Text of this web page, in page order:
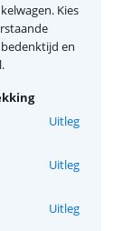
Kies
en
Uitleg
Uitleg
Uitleg